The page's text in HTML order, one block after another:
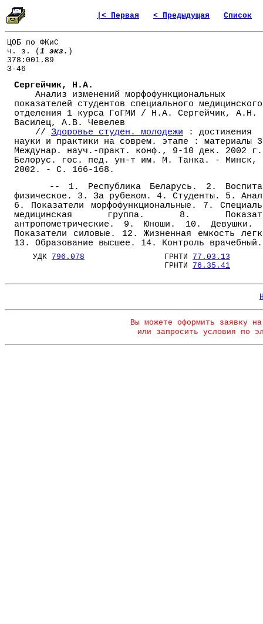
|< Первая < Предыдущая Список
ЦОБ по ФКиС
ч. з. ( 1 экз. )
378:001.89
З-46
Сергейчик, Н.А.
Анализ изменений морфофункциональных
показателей студентов специального медицинского
отделения 1 курса ГоГМИ / Н.А. Сергейчик, А.Н.
Василец, А.В. Чевелев
// Здоровье студен. молодежи : достижения
науки и практики на соврем. этапе : материалы 3
Междунар. науч.-практ. конф., 9-10 дек. 2002
Белорус. гос. пед. ун-т им. М. Танка. - Минск,
2002. - С. 166-168.
-- 1. Республика Беларусь. 2.
физическое. 3. За рубежом. 4. Студенты. 5.
6. Показатели морфофункциональные. 7.
медицинская группа. 8.
антропометрические. 9. Юноши. 10. Девушки.
Показатели силовые. 12. Жизненная емкость
13. Образование высшее. 14. Контроль врачебный.
УДК 796.078 ГРНТИ 77.03.13
ГРНТИ 76.35.41
Вы можете оформить заявку
или запросить условия по